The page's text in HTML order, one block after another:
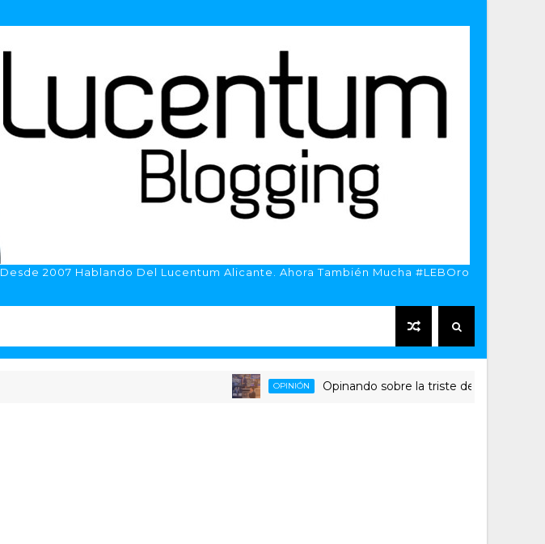
Desde 2007 Hablando Del Lucentum Alicante. Ahora También Mucha #LEBOro
OPINIÓN Opinando sobre la triste despedida del HLA